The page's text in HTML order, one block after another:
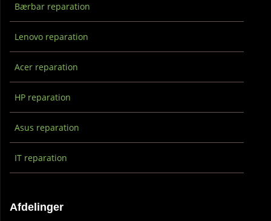
Bærbar reparation
Lenovo reparation
Acer reparation
HP reparation
Asus reparation
IT reparation
Afdelinger